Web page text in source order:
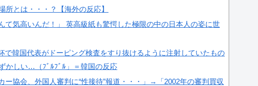
所とは・・・？【海外の反応】
て気高いんだ！」 英高級紙も驚愕した極限の中の日本人の姿に世
で韓国代表がドーピング検査をすり抜けるように注射していたもの
かしい…（ﾌﾞﾙﾌﾞﾙ」＝韓国の反応
ー協会、外国人審判に“性接待”報道・・・」→「2002年の審判買収